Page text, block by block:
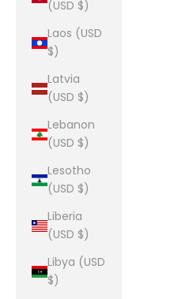
(USD $)
Laos (USD
$)
Latvia
(USD $)
Lebanon
(USD $)
Lesotho
(USD $)
Liberia
(USD $)
Libya (USD
$)